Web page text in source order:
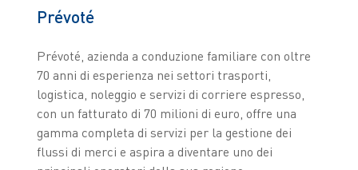
Prévoté
Prévoté, azienda a conduzione familiare con oltre
70 anni di esperienza nei settori trasporti,
logistica, noleggio e servizi di corriere espresso,
con un fatturato di 70 milioni di euro, offre una
gamma completa di servizi per la gestione dei
flussi di merci e aspira a diventare uno dei